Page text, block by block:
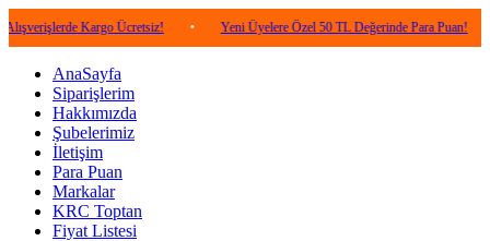
Kargo Ücretsiz! • Yeni Üyelere Özel 50 TL Değerinde Para Puan! •
AnaSayfa
Siparişlerim
Hakkımızda
Şubelerimiz
İletişim
Para Puan
Markalar
KRC Toptan
Fiyat Listesi